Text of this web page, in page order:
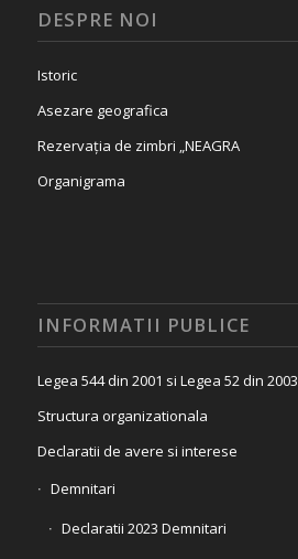
DESPRE NOI
Istoric
Asezare geografica
Rezervația de zimbri „NEAGRA
Organigrama
INFORMATII PUBLICE
Legea 544 din 2001 si Legea 52 din 2003
Structura organizationala
Declaratii de avere si interese
Demnitari
Declaratii 2023 Demnitari